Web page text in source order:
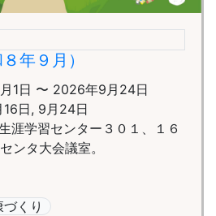
年９月）
1日 〜 2026年9月24日
日, 9月24日
涯学習センター３０１、１６
ンタ大会議室。
くり